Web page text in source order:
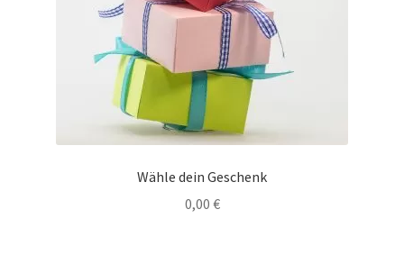
Wähle dein Geschenk
0,00 €